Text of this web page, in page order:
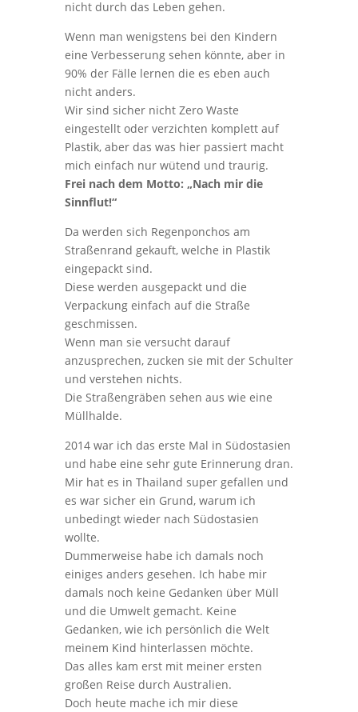
nicht durch das Leben gehen.
Wenn man wenigstens bei den Kindern
eine Verbesserung sehen könnte, aber in
90% der Fälle lernen die es eben auch
nicht anders.
Wir sind sicher nicht Zero Waste
eingestellt oder verzichten komplett auf
Plastik, aber das was hier passiert macht
mich einfach nur wütend und traurig.
Frei nach dem Motto: „Nach mir die
Sinnflut!“
Da werden sich Regenponchos am
Straßenrand gekauft, welche in Plastik
eingepackt sind.
Diese werden ausgepackt und die
Verpackung einfach auf die Straße
geschmissen.
Wenn man sie versucht darauf
anzusprechen, zucken sie mit der Schulter
und verstehen nichts.
Die Straßengräben sehen aus wie eine
Müllhalde.
2014 war ich das erste Mal in Südostasien
und habe eine sehr gute Erinnerung dran.
Mir hat es in Thailand super gefallen und
es war sicher ein Grund, warum ich
unbedingt wieder nach Südostasien
wollte.
Dummerweise habe ich damals noch
einiges anders gesehen. Ich habe mir
damals noch keine Gedanken über Müll
und die Umwelt gemacht. Keine
Gedanken, wie ich persönlich die Welt
meinem Kind hinterlassen möchte.
Das alles kam erst mit meiner ersten
großen Reise durch Australien.
Doch heute mache ich mir diese